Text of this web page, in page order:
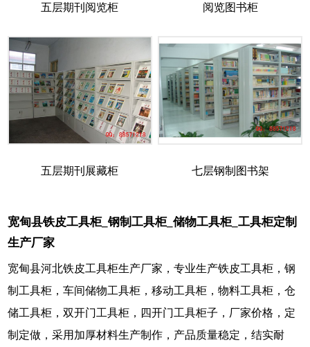
五层期刊阅览柜 阅览图书柜
五层期刊展藏柜 七层钢制图书架
宽甸县铁皮工具柜_钢制工具柜_储物工具柜_工具柜定制
生产厂家
宽甸县河北铁皮工具柜生产厂家，专业生产铁皮工具柜，钢
制工具柜，车间储物工具柜，移动工具柜，物料工具柜，仓
储工具柜，双开门工具柜，四开门工具柜子，厂家价格，定
制定做，采用加厚材料生产制作，产品质量稳定，结实耐